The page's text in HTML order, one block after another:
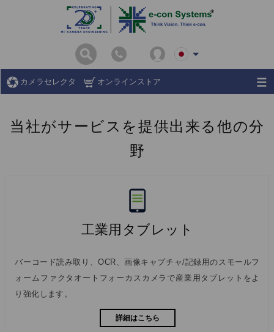
カメラセレクタ オンラインストア
当社がサービスを提供出来る他の分
野
工業用タブレット
バーコード読み取り、OCR、画像キャプチャ/記録用のスモールフ
ォームファクタオートフォーカスカメラで産業用タブレットをよ
り強化します。
詳細はこちら